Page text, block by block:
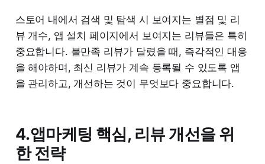
스토어 내에서 검색 및 탐색 시 보여지는 별점 및 리
뷰 개수, 앱 설치 페이지에서 보여지는 리뷰들은 특히
중요합니다. 불만족 리뷰가 달렸을 때, 즉각적인 대응
을 해야하며, 최신 리뷰가 계속 등록될 수 있도록 앱
을 관리하고, 개선하는 것이 무엇보다 중요합니다.
4.앱마케팅 핵심, 리뷰 개선을 위
한 전략